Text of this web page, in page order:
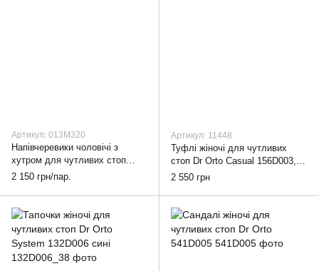
Артикул: 013M320
Напівчеревики чоловічі з
хутром для чутливих стоп
DrOrto System 013M320
2 150 грн/пар.
Артикул: 11448
Туфлі жіночі для чутливих
стоп Dr Orto Casual 156D003,
38
2 550 грн